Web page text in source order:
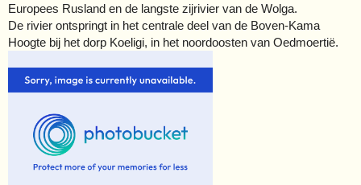
Europees Rusland en de langste zijrivier van de Wolga.
De rivier ontspringt in het centrale deel van de Boven-Kama
Hoogte bij het dorp Koeligi, in het noordoosten van Oedmoertië.